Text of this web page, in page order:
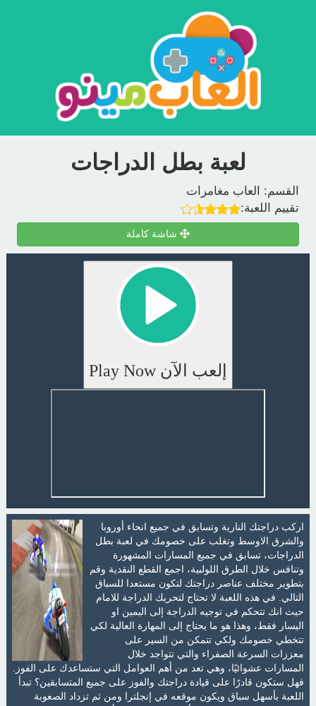
لعبة بطل الدراجات
القسم:
العاب مغامرات
تقييم اللعبة:
شاشة كاملة
إلعب الآن Play Now
اركب دراجتك النارية وتسابق في جميع انحاء أوروبا
والشرق الاوسط وتغلب على خصومك في لعبة بطل
الدراجات، تسابق في جميع المسارات المشهورة
وتنافس خلال الطرق اللولبية، اجمع القطع النقدية وقم
بتطوير مختلف عناصر دراجتك لتكون مستعدا للسباق
التالي. في هذه اللعبة لا تحتاج لتحريك الدراجة للامام
حيث انك تتحكم في توجيه الدراجة إلى اليمين او
اليسار فقط، وهذا هو ما يحتاج إلى المهارة العالية لكي
تتخطي خصومك ولكي تتمكن من السير على
معززات السرعة الصفراء والتي تتواجد خلال
المسارات عشوائيًا، وهي تعد من أهم العوامل التي ستساعدك على الفوز.
فهل ستكون قادرًا على قيادة دراجتك والفوز على جميع المتسابقين؟ تبدأ
اللعبة بأسهل سباق ويكون موقعه في إنجلترا ومن ثم تزداد الصعوبة